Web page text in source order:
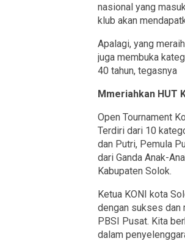
nasional yang
klub akan
Apalagi, yang
juga membuka
40 tahun, tegasnya
Mmeriahkan HUT
Open Tournament
Terdiri dari 10
dan Putri, Pemula
dari Ganda Anak-
Kabupaten Solok.
Ketua KONI kota
dengan sukses dan
PBSI Pusat. Kita
dalam